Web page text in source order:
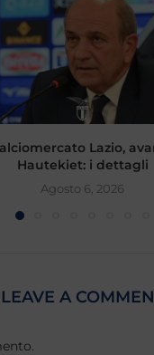
Lazio,
Hautekiet: i dettagli
Agosto 6, 2026
LEAVE A